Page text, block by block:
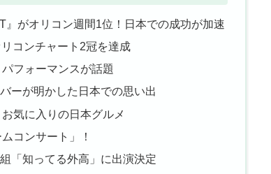
がオリコン週間1位！日本での成功が加速
コンチャート2冠を達成
フォーマンスが話題
ーが明かした日本での思い出
気に入りの日本グルメ
コンサート」！
「知ってる外高」に出演決定